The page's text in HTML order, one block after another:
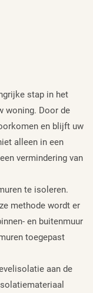
stap in het
woning. Door de
en blijft uw
alleen in een
vermindering van
te isoleren.
methode wordt er
en buitenmuur
toegepast
aan de